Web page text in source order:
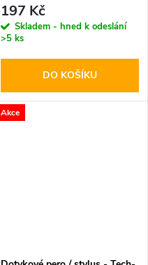
197 Kč
Skladem - hned k odeslání
>5 ks
DO KOŠÍKU
Akce